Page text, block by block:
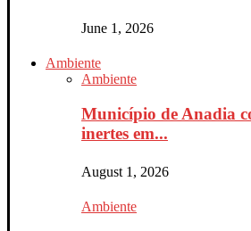
June 1, 2026
Ambiente
Ambiente
Município de Anadia
inertes em...
August 1, 2026
Ambiente